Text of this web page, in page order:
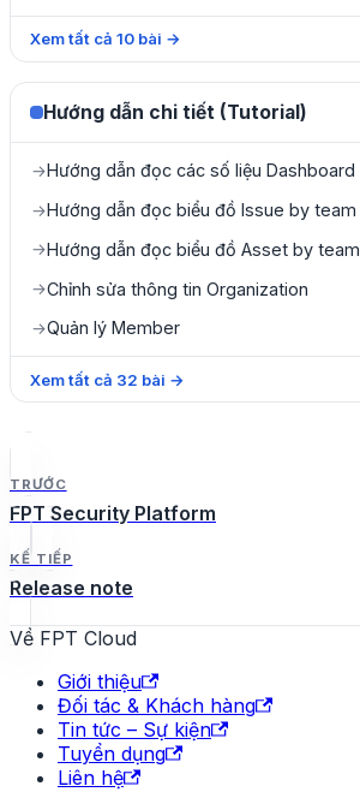
Xem tất cả 10 bài →
Hướng dẫn chi tiết (Tutorial)
→Hướng dẫn đọc các số liệu Dashboard
→Hướng dẫn đọc biểu đồ Issue by team
→Hướng dẫn đọc biểu đồ Asset by team
→Chỉnh sửa thông tin Organization
→Quản lý Member
Xem tất cả 32 bài →
TRƯỚC
FPT Security Platform
KẾ TIẾP
Release note
Về FPT Cloud
Giới thiệu
Đối tác & Khách hàng
Tin tức – Sự kiện
Tuyển dụng
Liên hệ